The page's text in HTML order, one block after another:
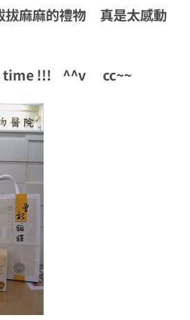
拔麻麻的禮物 真是太感動
time !!! ^^v cc~~